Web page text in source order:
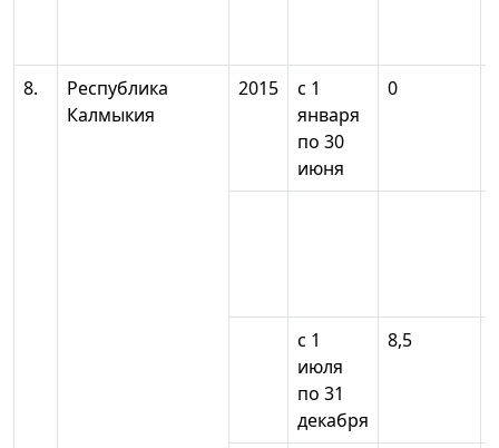
8.
Республика
Калмыкия
2015
с 1
января
по 30
июня
0
с 1
июля
по 31
декабря
8,5